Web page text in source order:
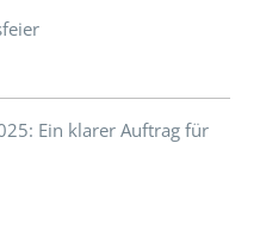
Ein klarer Auftrag für